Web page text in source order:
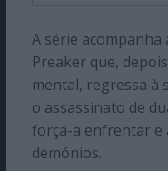
A série
Preaker que,
mental, regressa à
o assassinato de
força-a enfrentar e
demónios.